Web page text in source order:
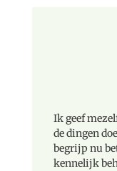
Ik geef
de dingen
begrijp nu
kennelijk